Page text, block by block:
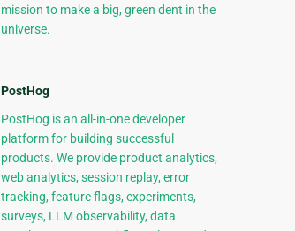
mission to make a big, green dent in the
universe.
PostHog
PostHog is an all-in-one developer
platform for building successful
products. We provide product analytics,
web analytics, session replay, error
tracking, feature flags, experiments,
surveys, LLM observability, data